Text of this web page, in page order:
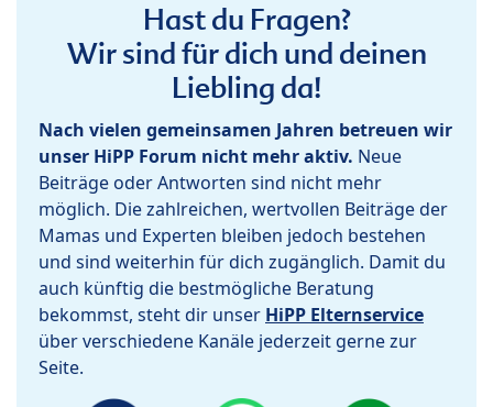
Hast du Fragen?
Wir sind für dich und deinen
Liebling da!
Nach vielen gemeinsamen Jahren betreuen wir
unser HiPP Forum nicht mehr aktiv. Neue
Beiträge oder Antworten sind nicht mehr
möglich. Die zahlreichen, wertvollen Beiträge der
Mamas und Experten bleiben jedoch bestehen
und sind weiterhin für dich zugänglich. Damit du
auch künftig die bestmögliche Beratung
bekommst, steht dir unser HiPP Elternservice
über verschiedene Kanäle jederzeit gerne zur
Seite.